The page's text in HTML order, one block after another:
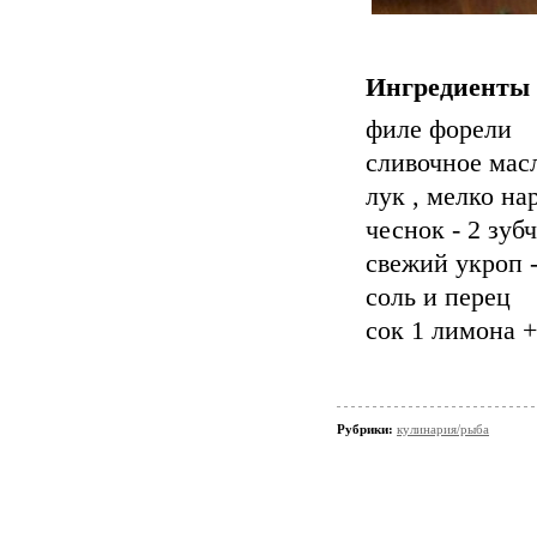
Ингредиенты
филе форели
сливочное
лук , мелко
чеснок - 2
свежий укроп
соль и перец
сок 1 лимона
Рубрики: кулинария/рыба